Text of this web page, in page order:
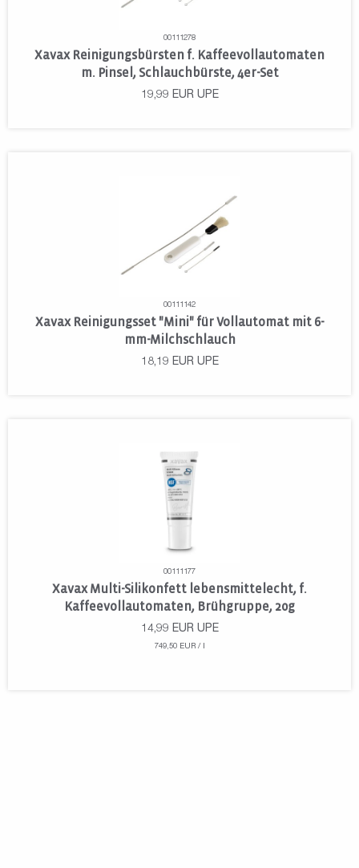
00111278
Xavax Reinigungsbürsten f. Kaffeevollautomaten
m. Pinsel, Schlauchbürste, 4er-Set
19,99 EUR UPE
00111142
Xavax Reinigungsset "Mini" für Vollautomat mit 6-
mm-Milchschlauch
18,19 EUR UPE
00111177
Xavax Multi-Silikonfett lebensmittelecht, f.
Kaffeevollautomaten, Brühgruppe, 20g
14,99 EUR UPE
749,50 EUR / l